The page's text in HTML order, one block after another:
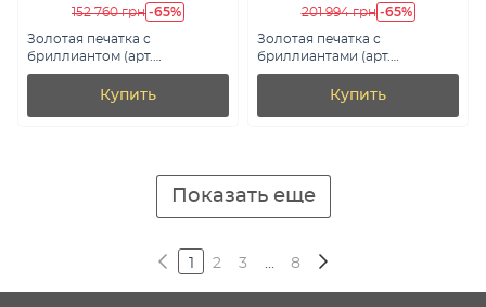
152 760 грн -65%
Золотая печатка с
бриллиантом (арт.
К170039005)
Купить
201 994 грн -65%
Золотая печатка с
бриллиантами (арт.
К341415030б)
Купить
Показать еще
2 3 ... 8